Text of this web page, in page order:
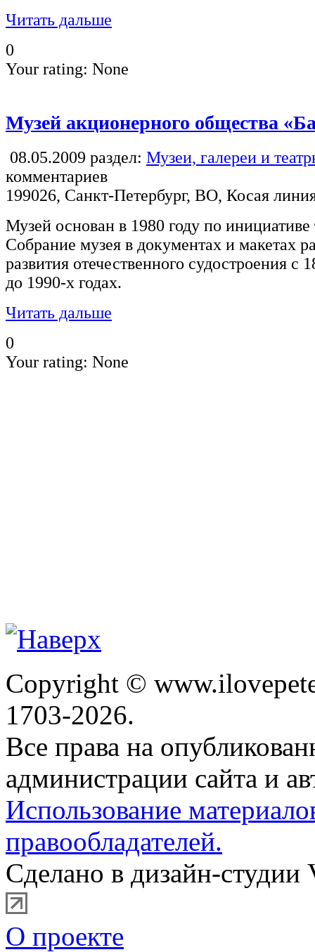
Читать дальше
0
Your rating: None
Музей акционерного общества
08.05.2009 раздел: Музеи, галереи и
комментариев
199026, Санкт-Петербург, ВО, Косая
Музей основан в 1980 году по инициативе
Собрание музея в документах и макетах
развития отечественного судостроения с
до 1990-х годах.
Читать дальше
0
Your rating: None
Copyright ©
1703-2026.
Все права на
администрации сайта и
Использование
правообладателей.
Сделано в дизайн-студии
О проекте